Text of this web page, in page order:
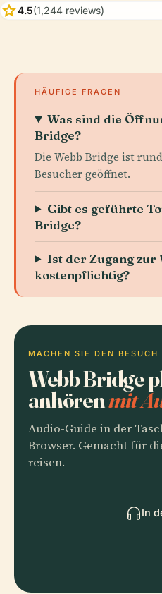
star4.5(1,244 reviews)
HÄUFIGE FRAGEN
Was sind die
Bridge?
Die Webb Bridge ist
Besucher geöffnet.
Gibt es geführte
Bridge?
Ist der Zugang zur
kostenpflichtig?
MACHEN SIE DEN BESUCH
Webb Bridge
anhörenmit
Audio-Guide in der
Browser. Gemacht für
reisen.
In